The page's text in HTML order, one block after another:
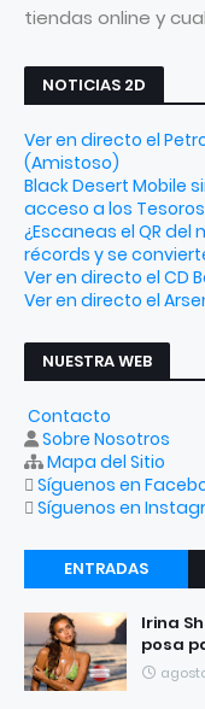
tiendas online y
NOTICIAS 2D
Ver en directo el
(Amistoso)
Black Desert Mobile
acceso a los Tesoros
¿Escaneas el QR del
récords y se
Ver en directo el CD
Ver en directo el
NUESTRA WEB
Contacto
Sobre Nosotros
Mapa del Sitio
Síguenos en
Síguenos en
ENTRADAS
RECIENTES
Irina
posa